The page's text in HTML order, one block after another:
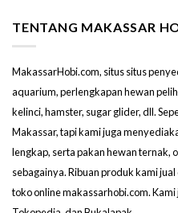
TENTANG MAKASSAR
MakassarHobi.com, situs situs
aquarium, perlengkapan hewan
kelinci, hamster, sugar glider, dll.
Makassar, tapi kami juga
lengkap, serta pakan hewan ternak,
sebagainya. Ribuan produk kami
toko online makassarhobi.com.